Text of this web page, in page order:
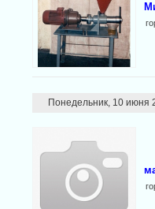
Понедельник, 10 июня